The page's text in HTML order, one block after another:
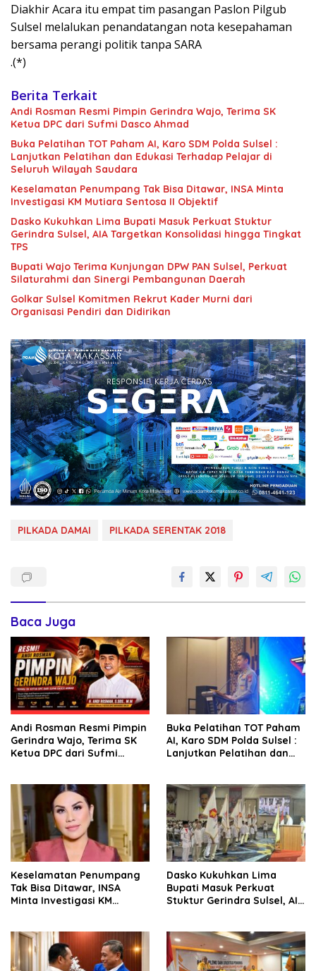
Diakhir Acara itu empat tim pasangan Paslon Pilgub
Sulsel melalukan penandatangan nota kesepahaman
bersama perangi politik tanpa SARA
.(*)
Berita Terkait
Andi Rosman Resmi Pimpin Gerindra Wajo, Terima SK
Ketua DPC dari Sufmi Dasco Ahmad
Buka Pelatihan TOT Paham AI, Karo SDM Polda Sulsel :
Lanjutkan Pelatihan dan Edukasi Terhadap Pelajar di
Seluruh Wilayah Saudara
Keselamatan Penumpang Tak Bisa Ditawar, INSA Minta
Investigasi KM Mutiara Sentosa II Objektif
Dasko Kukuhkan Lima Bupati Masuk Perkuat Stuktur
Gerindra Sulsel, AIA Targetkan Konsolidasi hingga Tingkat
TPS
Bupati Wajo Terima Kunjungan DPW PAN Sulsel, Perkuat
Silaturahmi dan Sinergi Pembangunan Daerah
Golkar Sulsel Komitmen Rekrut Kader Murni dari
Organisasi Pendiri dan Didirikan
PILKADA DAMAI PILKADA SERENTAK 2018
Baca Juga
Andi Rosman Resmi Pimpin
Gerindra Wajo, Terima SK
Ketua DPC dari Sufmi
Buka Pelatihan TOT Paham
AI, Karo SDM Polda Sulsel :
Lanjutkan Pelatihan dan
Keselamatan Penumpang
Tak Bisa Ditawar, INSA
Minta Investigasi KM
Dasko Kukuhkan Lima
Bupati Masuk Perkuat
Stuktur Gerindra Sulsel, AIA